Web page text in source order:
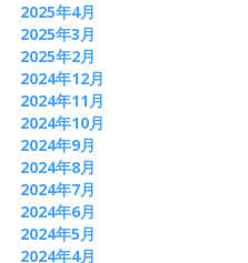
2025年4月
2025年3月
2025年2月
2024年12月
2024年11月
2024年10月
2024年9月
2024年8月
2024年7月
2024年6月
2024年5月
2024年4月